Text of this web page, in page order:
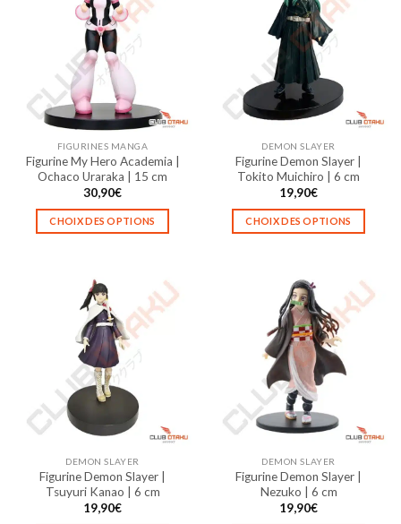
Les
options
peuvent
être
choisies
sur
la
page
du
produit
Les
options
peuvent
être
choisies
sur
page
du
produit
FIGURINES MANGA
Figurine My Hero Academia |
Ochaco Uraraka | 15 cm
30,90€
CHOIX DES OPTIONS
plusieurs
variations.
Les
options
peuvent
être
choisies
sur
page
du
produit
DEMON SLAYER
Figurine Demon Slayer |
Tokito Muichiro | 6 cm
19,90€
CHOIX DES OPTIONS
a
plusieurs
variations.
Les
options
peuvent
être
choisies
sur
page
du
produit
DEMON SLAYER
Figurine Demon Slayer |
Tsuyuri Kanao | 6 cm
19,90€
DEMON SLAYER
Figurine Demon Slayer |
Nezuko | 6 cm
19,90€